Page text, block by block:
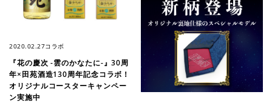
2020.02.27コラボ
『花の慶次 -雲のかなたに-』30周
年×田苑酒造130周年記念コラボ！
オリジナルコースターキャンペー
ン実施中